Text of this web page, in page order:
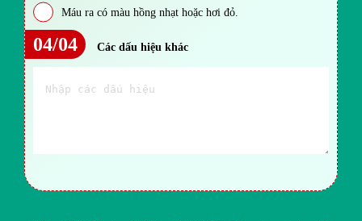
Máu ra có màu hồng nhạt hoặc hơi đỏ.
04/04 Các dấu hiệu khác